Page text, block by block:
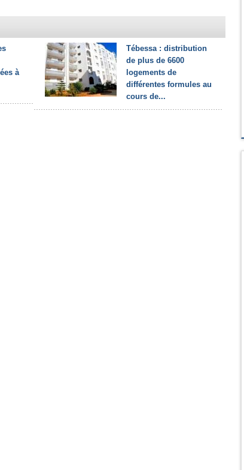
à
Tébessa : distribution
de plus de 6600
logements de
différentes formules au
cours de...